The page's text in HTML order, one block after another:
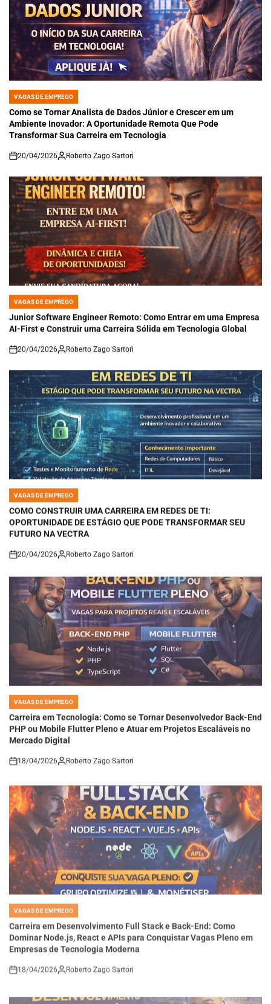
POSTED
IN
VAGAS DE EMPREGO
Como se Tornar Analista de Dados Júnior e Crescer em um
Ambiente Inovador: A Oportunidade Remota Que Pode
Transformar Sua Carreira em Tecnologia
on
20/04/2026 Roberto Zago Sartori
POSTED
IN
VAGAS DE EMPREGO
Junior Software Engineer Remoto: Como Entrar em uma Empresa
AI-First e Construir uma Carreira Sólida em Tecnologia Global
on
20/04/2026 Roberto Zago Sartori
POSTED
IN
VAGAS DE EMPREGO
COMO CONSTRUIR UMA CARREIRA EM REDES DE TI:
OPORTUNIDADE DE ESTÁGIO QUE PODE TRANSFORMAR SEU
FUTURO NA VECTRA
on
POSTED
IN
Carreira em Tecnologia: Como se Tornar Desenvolvedor Back-End
PHP ou Mobile Flutter Pleno e Atuar em Projetos Escaláveis no
Mercado Digital
POSTED
IN
VAGAS DE EMPREGO
Carreira em Desenvolvimento Full Stack e Back-End: Como
Dominar Node.js, React e APIs para Conquistar Vagas Pleno em
Empresas de Tecnologia Moderna
18/04/2026 Roberto Zago Sartori